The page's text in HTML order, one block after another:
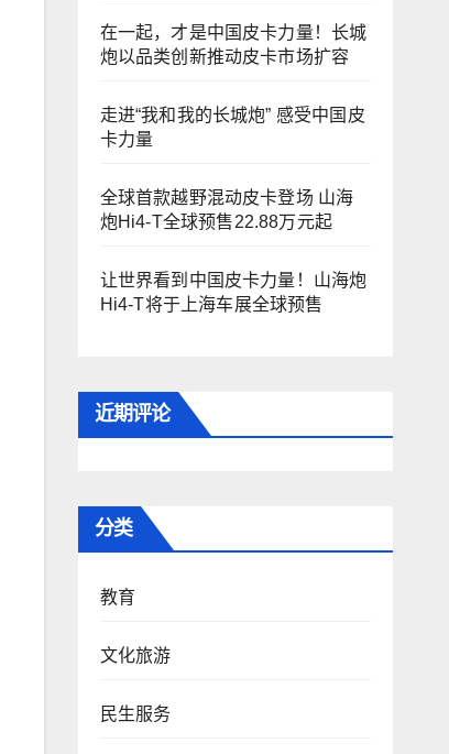
在一起，才是中国皮卡力量！长城
炮以品类创新推动皮卡市场扩容
走进“我和我的长城炮” 感受中国皮
卡力量
全球首款越野混动皮卡登场 山海
炮Hi4-T全球预售22.88万元起
让世界看到中国皮卡力量！山海炮
Hi4-T将于上海车展全球预售
近期评论
分类
教育
文化旅游
民生服务